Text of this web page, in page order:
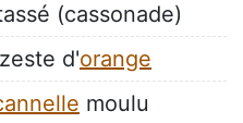
(cassonade)
d'orange
moulu